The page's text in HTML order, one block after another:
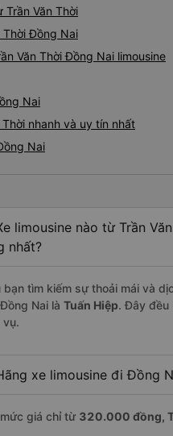
Văn Thời
Thời Đồng Nai
Văn Thời Đồng Nai limousine
Nai
nhanh và uy tín nhất
Nai
limousine nào từ Trần
nhất?
bạn tìm kiếm sự thoải mái và
Nai là Tuấn Hiệp. Đây đều
vụ.
xe limousine đi Đồng
giá chỉ từ 320.000 đồng,